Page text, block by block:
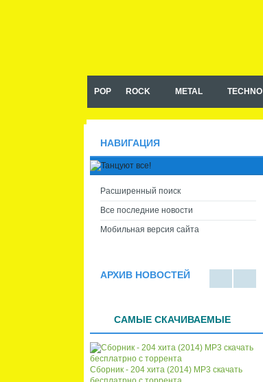
Музыка в машину, сборники
музыки в машину mp3
POP ROCK METAL TECHNO
НАВИГАЦИЯ
Расширенный поиск
Все последние новости
Мобильная версия сайта
АРХИВ НОВОСТЕЙ
а
САМЫЕ СКАЧИВАЕМЫЕ
Сборник - 204 хита (2014) MP3 скачать